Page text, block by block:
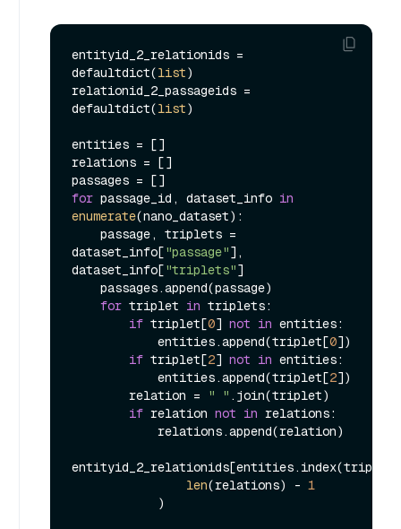
entityid_2_relationids =
defaultdict(list)
relationid_2_passageids =
defaultdict(list)
entities = []
relations = []
for passage_id, dataset_info in
enumerate(nano_dataset):
dataset_info["passage"],
dataset_info["triplets"]
for triplet in triplets:
if triplet[0] not in entities:
            entities.append(triplet[
0])
if triplet[2] not in entities:
            entities.append(triplet[
2])
        relation =
" " .join(triplet)
if relation not in relations:
entityid_2_relationids[entities.index(triplet[
len(relations) - 1